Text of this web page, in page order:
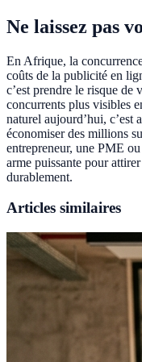
Ne laissez pas
En Afrique, la
coûts de la publicité en
c’est prendre le risque de
concurrents plus visibles
naturel aujourd’hui, c’est
économiser des millions
entrepreneur, une PME
arme puissante pour
durablement.
Articles similaires